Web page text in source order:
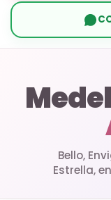
Bello,
Estrella,